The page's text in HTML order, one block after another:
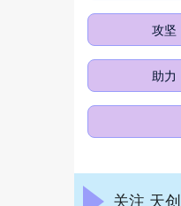
攻坚
助力
关注 天